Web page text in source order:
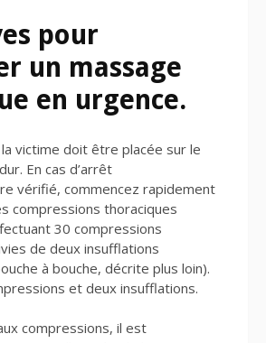
pour
un massage
en urgence.
victime doit être placée sur le
En cas d’arrêt
vérifié, commencez rapidement
compressions thoraciques
30 compressions
de deux insufflations
à bouche, décrite plus loin).
et deux insufflations.
compressions, il est